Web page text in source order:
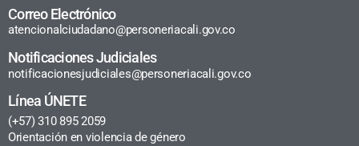
Correo Electrónico
atencionalciudadano@personeriacali.gov.co
Notificaciones Judiciales
notificacionesjudiciales@personeriacali.gov.co
Línea ÚNETE
(+57) 310 895 2059
Orientación en violencia de género